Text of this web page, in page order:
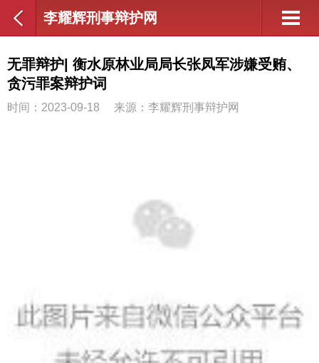
李耀辉刑事辩护网
无罪辩护| 衡水原林业局局长张凤军涉嫌受贿、
贪污罪案辩护词
时间：2023-09-18 来源：李耀辉刑事辩护网